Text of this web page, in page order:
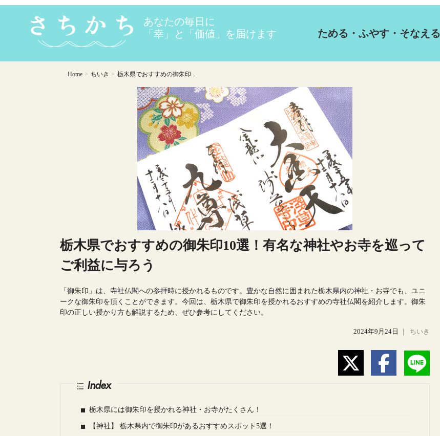
ためる・ふやす・そなえる
Home > ちいき > 栃木県でおすすめの御朱印...
栃木県でおすすめの御朱印10選！有名な神社やお寺を巡って
ご利益に与ろう
「御朱印」は、寺社仏閣への参拝時に授かれるものです。豊かな自然に囲まれた栃木県内の神社・お寺でも、ユニ
ークな御朱印を頂くことができます。今回は、栃木県で御朱印を授かれるおすすめの寺社仏閣を紹介します。御朱
印の正しい授かり方も解説するため、ぜひ参考にしてください。
2024年9月24日 ちいき
Index
栃木県には御朱印を授かれる神社・お寺がたくさん！
【神社】 栃木県内で御朱印があるおすすめスポット5選！